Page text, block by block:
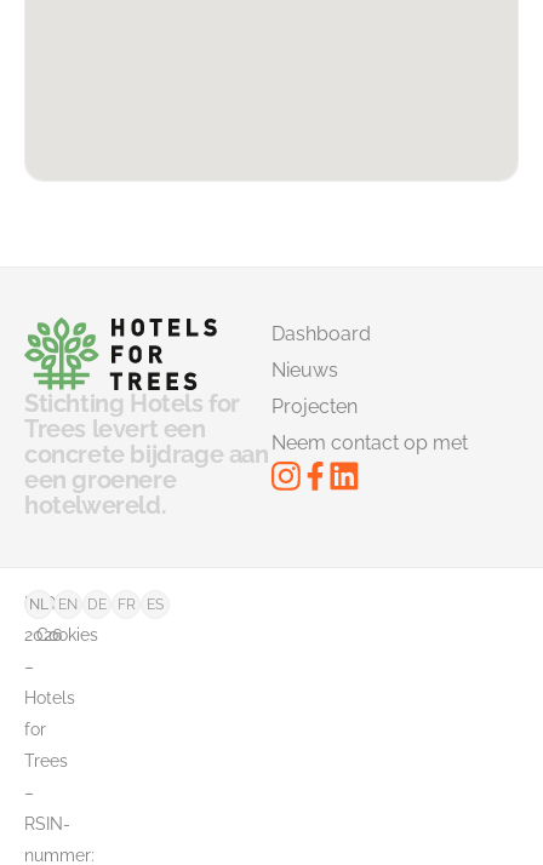
Stichting Hotels for
Trees levert een
concrete bijdrage aan
een groenere
hotelwereld.
Dashboard
Nieuws
Projecten
Neem contact op met
©
2026
–
Hotels
for
Trees
–
RSIN-
nummer:
FAQ
Cookies
NL EN DE FR ES